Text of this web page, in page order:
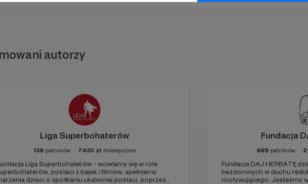
autorzy
Liga Superbohaterów
138 patronów 7430 zł miesięcznie
Liga Superbohaterów - wcielamy się w role
postaci z bajek i filmów, spełniamy
dzieci o spotkaniu ulubionej postaci, poprzez
Fundacja
689 patronów
Fundacja DAJ HERBATĘ
bezdomnych w duchu
motywującego. Jesteśmy